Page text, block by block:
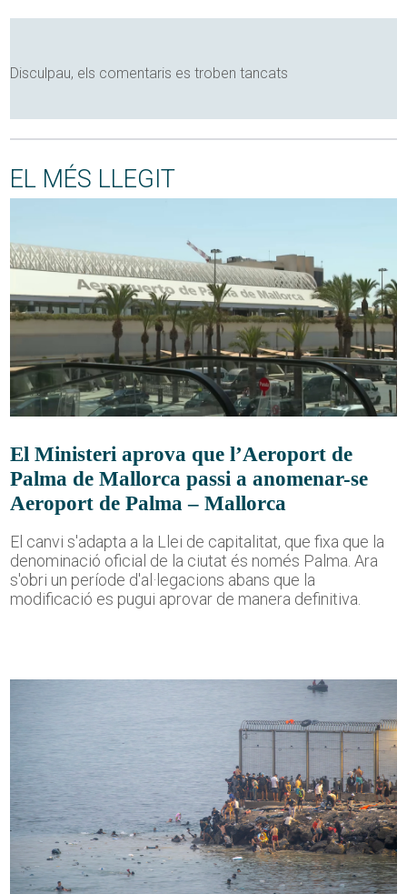
Disculpau, els comentaris es troben tancats
EL MÉS LLEGIT
El Ministeri aprova que l’Aeroport de
Palma de Mallorca passi a anomenar-se
Aeroport de Palma – Mallorca
El canvi s'adapta a la Llei de capitalitat, que fixa que la
denominació oficial de la ciutat és només Palma. Ara
s'obri un període d'al·legacions abans que la
modificació es pugui aprovar de manera definitiva.